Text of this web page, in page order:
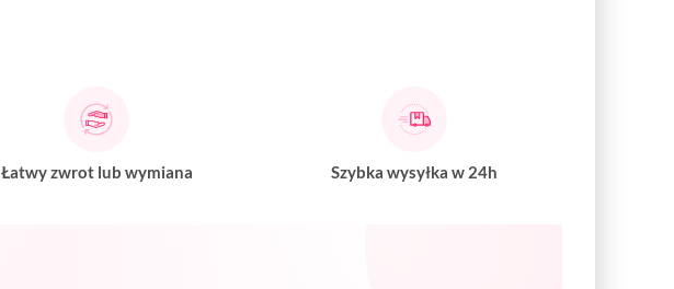
Łatwy zwrot lub wymiana Szybka wysyłka w 24h